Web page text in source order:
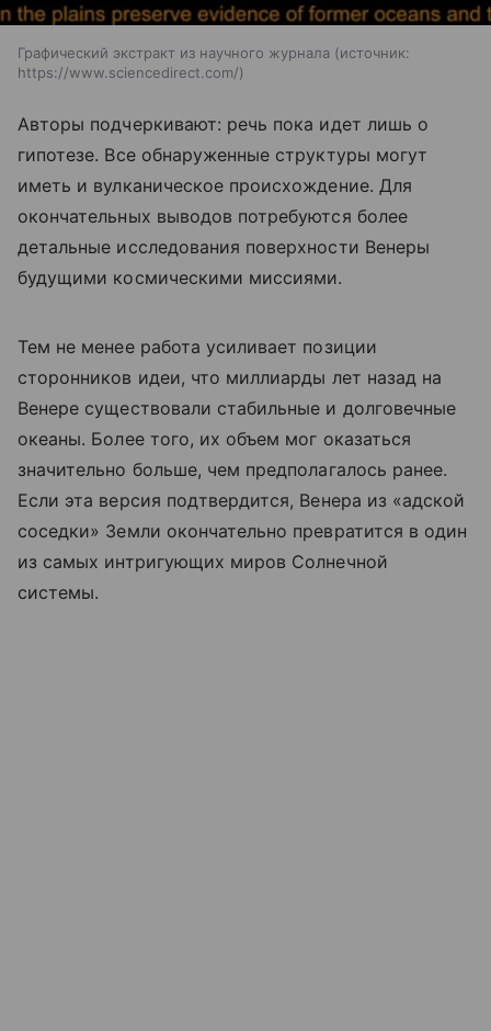
Графический экстракт из научного журнала
источник:
https://www.sciencedirect.com/
Авторы подчеркивают: речь пока идет лишь о
гипотезе. Все обнаруженные структуры могут
иметь и вулканическое происхождение. Для
окончательных выводов потребуются более
детальные исследования поверхности Венеры
будущими космическими миссиями.
Тем не менее работа усиливает позиции
сторонников идеи, что миллиарды лет назад на
Венере существовали стабильные и долговечные
океаны. Более того, их объем мог оказаться
значительно больше, чем предполагалось ранее.
Если эта версия подтвердится, Венера из «адской
соседки» Земли окончательно превратится в один
из самых интригующих миров Солнечной
системы.